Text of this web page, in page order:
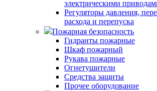
электрическими
Регуляторы давления,
расхода и перепуска
Пожарная безопасность
Гидранты пожарные
Шкаф пожарный
Рукава пожарные
Огнетушители
Средства защиты
Прочее оборудование